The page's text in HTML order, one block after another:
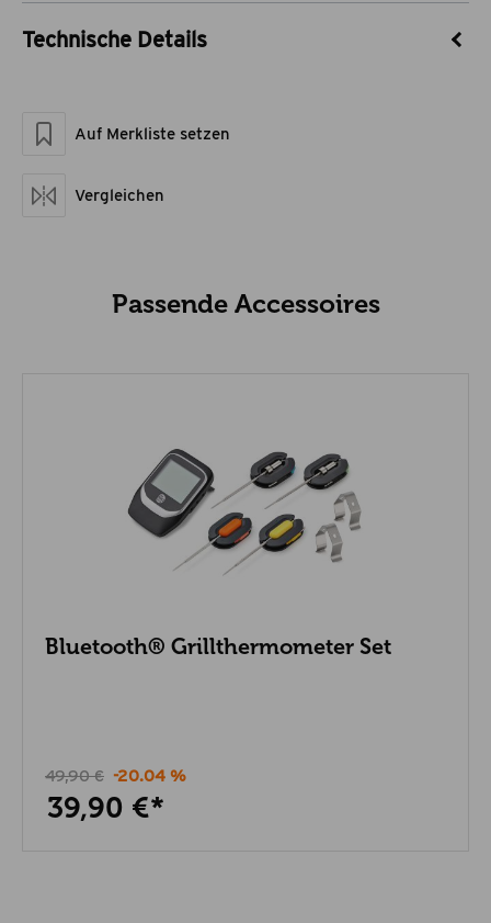
Technische Details
Material
Maße geschlossen LxBxH
Auf Merkliste setzen
Vergleichen
Passende Accessoires
Bluetooth® Grillthermometer Set
39,90 €*
49,90 € -20.04 %